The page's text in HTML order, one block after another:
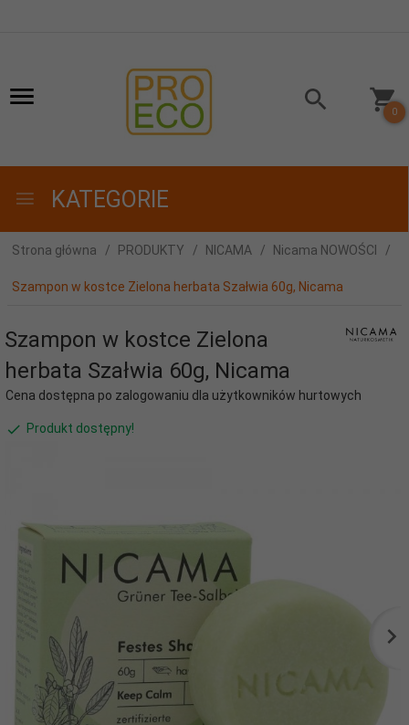
0
KATEGORIE
Strona główna PRODUKTY NICAMA Nicama NOWOŚCI
Szampon w kostce Zielona herbata Szałwia 60g, Nicama
Szampon w kostce Zielona
herbata Szałwia 60g, Nicama
Cena dostępna po zalogowaniu dla użytkowników hurtowych
Produkt dostępny!